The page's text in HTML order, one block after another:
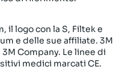
il logo con la S, Filtek e
e delle sue affiliate. 3M
Company. Le linee di
medici marcati CE.